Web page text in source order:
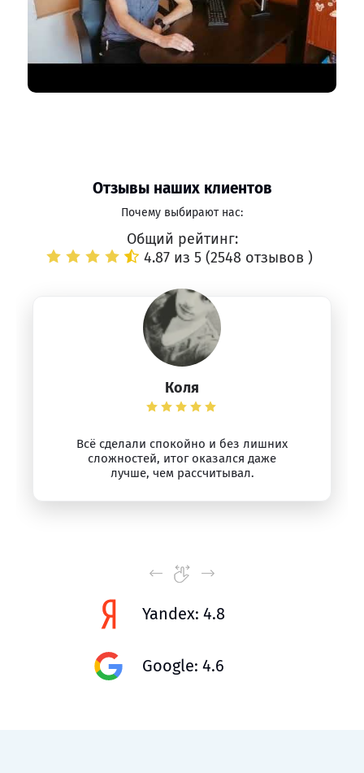
Отзывы наших клиентов
Почему выбирают нас:
Общий рейтинг:
4.87 из 5 (2548 отзывов )
Коля
Всё сделали спокойно и без лишних
сложностей, итог оказался даже
лучше, чем рассчитывал.
Yandex: 4.8
Google: 4.6